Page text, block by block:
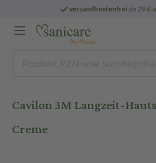
versandkostenfreiab 29 €
Cavilon 3M Langzeit-
Creme